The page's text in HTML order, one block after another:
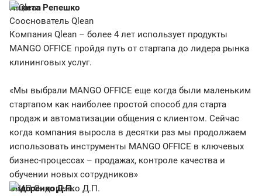
Никита Репешко
Сооснователь Qlean
Компания Qlean – более 4 лет использует продукты
MANGO OFFICE пройдя путь от стартапа до лидера рынка
клининговых услуг.
«Мы выбрали MANGO OFFICE еще когда были маленьким
стартапом как наиболее простой способ для старта
продаж и автоматизации общения с клиентом. Сейчас
когда компания выросла в десятки раз мы продолжаем
использовать инструменты MANGO OFFICE в ключевых
бизнес-процессах – продажах, контроле качества и
обучении новых сотрудников»
Сидоренко Д.П.